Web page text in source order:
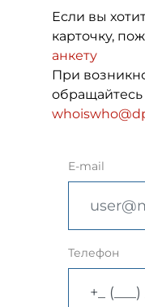
Если вы
карточку,
анкету
При
обращайтесь
E-mail
Телефон